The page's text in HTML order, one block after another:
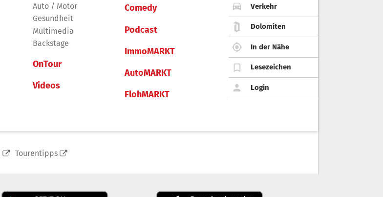
Auto / Motor
Gesundheit
Multimedia
Backstage
OnTour
Videos
Comedy
Podcast
ImmoMARKT
AutoMARKT
FlohMARKT
Verkehr
Dolomiten
In der Nähe
Lesezeichen
Login
Tourentipps